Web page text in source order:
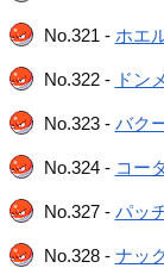
No.321 - ホエ
No.322 - ドン
No.323 - バク
No.324 - コー
No.327 - パッ
No.328 - ナッ